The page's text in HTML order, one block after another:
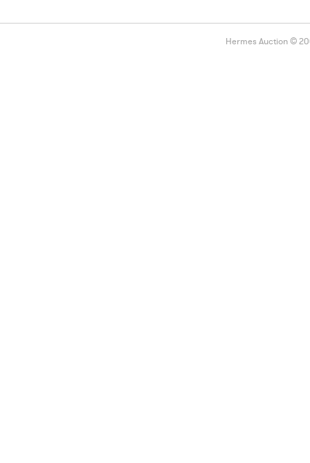
Hermes Auction ©